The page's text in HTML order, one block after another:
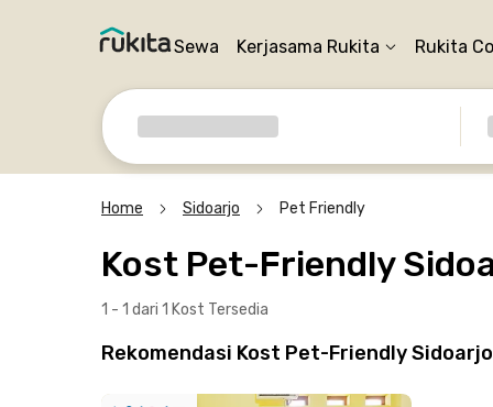
Sewa Kerjasama Rukita Rukita
Home Sidoarjo Pet Friendly
Kost Pet-Friendly
1 - 1 dari 1 Kost Tersedia
Rekomendasi Kost Pet-Friendly